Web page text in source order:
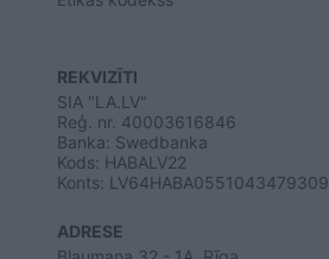
REKVIZĪTI
SIA "LA.LV"
Reģ. nr. 40003616846
Banka: Swedbanka
Kods: HABALV22
Konts: LV64HABA0551043479309
ADRESE